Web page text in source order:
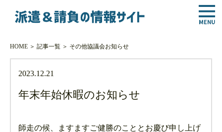
HOME＞ 記事一覧＞ その他協議会お知らせ
2023.12.21
年末年始休暇のお知らせ
師走の候、ますますご健勝のこととお慶び申し上げ